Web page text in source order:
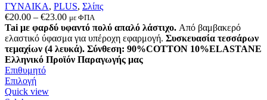
ΓΥΝΑΙΚΑ, PLUS, Σλίπς
€20.00 – €23.00Price
range:
€20.00
through
€23.00
με ΦΠΑ
Tai με φαρδύ υφαντό πολύ απαλό λάστιχο. Από βαμβακερό
ελαστικό ύφασμα για υπέροχη εφαρμογή. Συσκευασία τεσσάρων
τεμαχίων (4 λευκά). Σύνθεση: 90%COTTON 10%ELASTANE
Ελληνικό Προϊόν Παραγωγής μας
Επιθυμητό
ΕπιλογήΑυτό
το
Quick view